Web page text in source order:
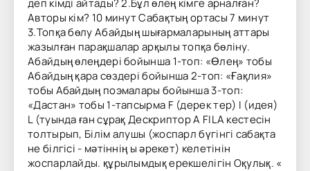
деп кімді айтады? 2.Бұл өлең кімге арналған?
Авторы кім? 10 минут Сабақтың ортасы 7 минут
3.Топқа бөлу Абайдың шығармаларының аттары
жазылған парақшалар арқылы топқа бөліну.
Абайдың өлеңдері бойынша 1-топ: «Өлең» тобы
Абайдың қара сөздері бойынша 2-топ: «Ғақлия»
тобы Абайдың поэмалары бойынша 3-топ:
«Дастан» тобы 1-тапсырма F (дерек тер) I (идея)
L (туында ған сұрақ Дескриптор A FILA кестесін
толтырып, Білім алушы (жоспарл бүгінгі сабақта
не білгісі - мәтіннің ы әрекет) келетінін
жоспарлайды. құрылымдық ерекшелігін Оқулық. «